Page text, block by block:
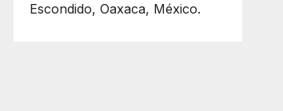
Escondido, Oaxaca, México.